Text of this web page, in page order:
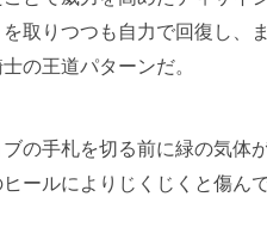
取りつつも自力で回復し、
の王道パターンだ。
の手札を切る前に緑の気体
ールによりじくじくと傷ん